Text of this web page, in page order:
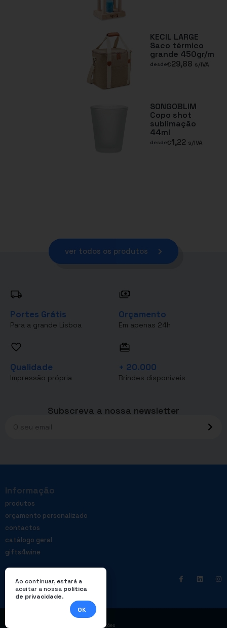
KECIL LARGE
Saco térmico
grande 450gr/m
desde€29,88 s/IVA
SONGOBLIM
Copo shot
sublimação
44ml
desde€1,22 s/IVA
ver todos os produtos
Portes Grátis
Para a grande Lisboa
Orçamento
Em apenas 24h
Qualidade
Impressão própria
+ 20.000
Brindes disponíveis
Subscreva a nossa newsletter
Informação
produtos
orçamento personalizado
contactos
catálogo geral
gifts4wine
Livro de reclamações
Ao continuar, estará a
aceitar a nossa política
de privacidade.
OK